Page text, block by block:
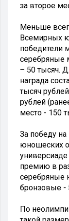
за второе
Меньше
Всемирных
победители
серебряные
– 50 тысяч.
награда
тысяч
рублей
место - 150
За победу
юношеских
премию в
серебряные
бронзовые -
По